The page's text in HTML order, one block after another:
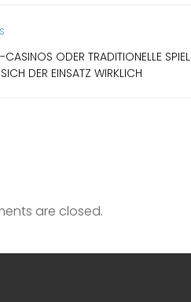
CASINOS ODER TRADITIONELLE
DER EINSATZ WIRKLICH
are closed.